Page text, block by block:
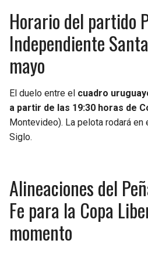
Horario del partido
Independiente
mayo
El duelo entre el cuadro
a partir de las 19:30 horas de
Montevideo). La pelota rodará en
Siglo.
Alineaciones del
Fe para la Copa
momento